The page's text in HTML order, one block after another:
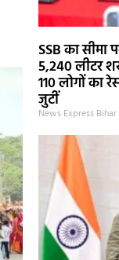
SSB का सीमा
5,240 लीटर
110 लोगों का
जुटीं
News Express Bihar